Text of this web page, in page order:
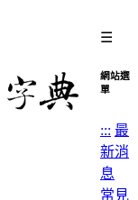
☰
網站選
單
::: 最
新消
息
常見